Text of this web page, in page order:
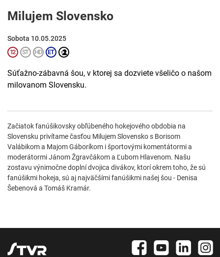
Milujem Slovensko
Sobota 10.05.2025
Súťažno-zábavná šou, v ktorej sa dozviete všeličo o našom
milovanom Slovensku.
Začiatok fanúšikovsky obľúbeného hokejového obdobia na
Slovensku privítame časťou Milujem Slovensko s Borisom
Valábikom a Majom Gáboríkom i športovými komentátormi a
moderátormi Jánom Žgravčákom a Ľubom Hlavenom. Našu
zostavu výnimočne doplní dvojica divákov, ktorí okrem toho, že sú
fanúšikmi hokeja, sú aj najväčšími fanúšikmi našej šou - Denisa
Šebenová a Tomáš Kramár.